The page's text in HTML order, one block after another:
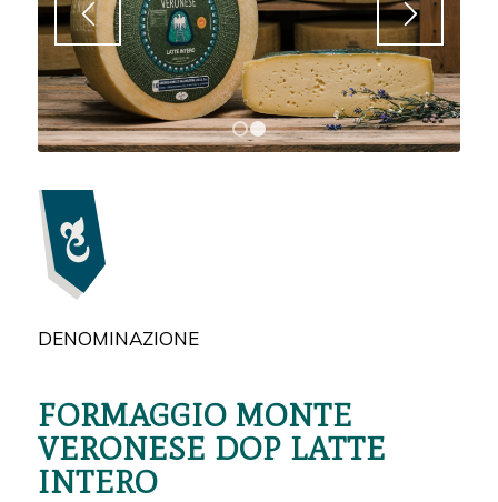
1 2
DENOMINAZIONE
FORMAGGIO MONTE
VERONESE DOP LATTE
INTERO